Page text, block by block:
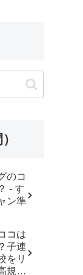
のコ
- す
ン準
コは
子連
をリ
規格